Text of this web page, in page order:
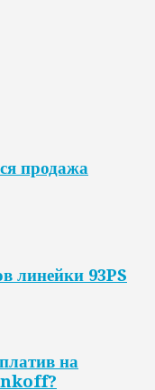
продажа
линейки 93PS
на